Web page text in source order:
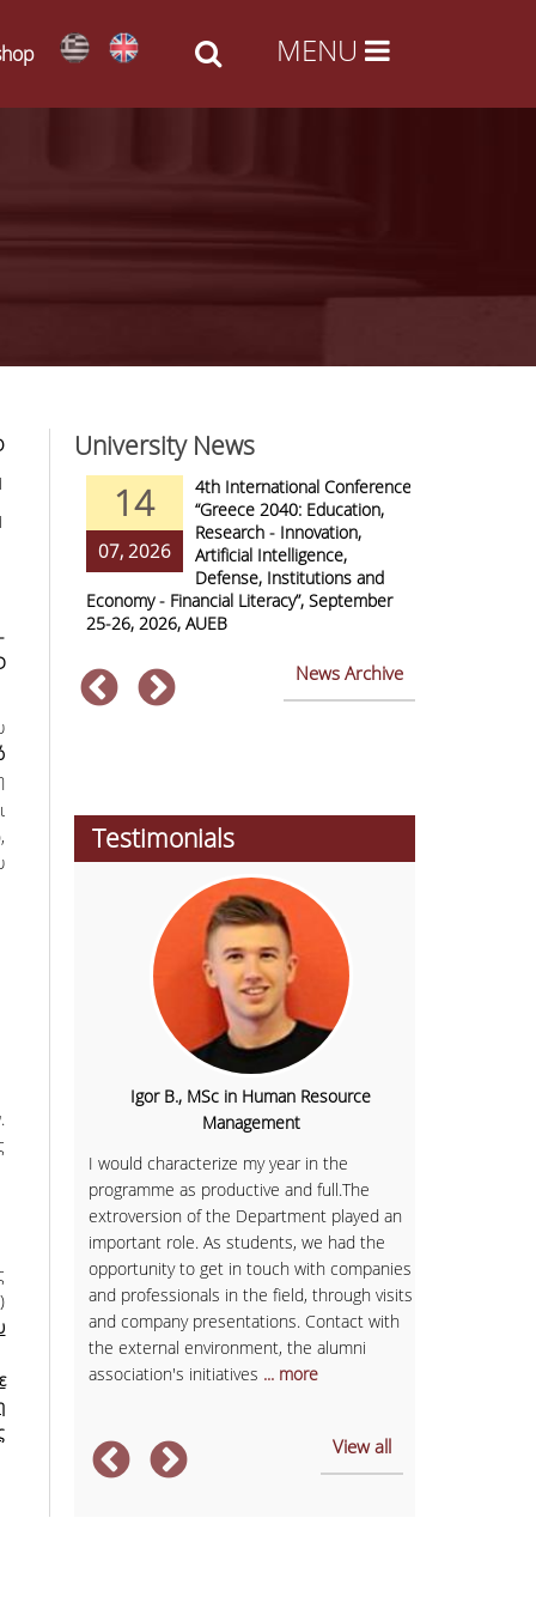
University News
Arts -
14
07, 2026
4th International Conference
“Greece 2040: Education,
Research - Innovation,
Artificial Intelligence,
Defense, Institutions and
Economy - Financial Literacy”, September
25-26, 2026, AUEB
News Archive
Testimonials
more
Igor B., MSc in Human Resource
Management
I would characterize my year in the
programme as productive and full.The
extroversion of the Department played an
important role. As students, we had the
opportunity to get in touch with companies
and professionals in the field, through visits
and company presentations. Contact with
the external environment, the alumni
association's initiatives ... more
View all